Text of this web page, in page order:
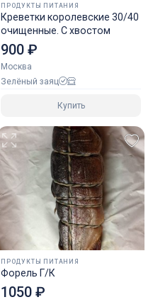
ПРОДУКТЫ ПИТАНИЯ
Креветки королевские 30/40
очищенные. С хвостом
900 ₽
Москва
Зелёный заяц
Купить
ПРОДУКТЫ ПИТАНИЯ
Форель Г/К
1050 ₽